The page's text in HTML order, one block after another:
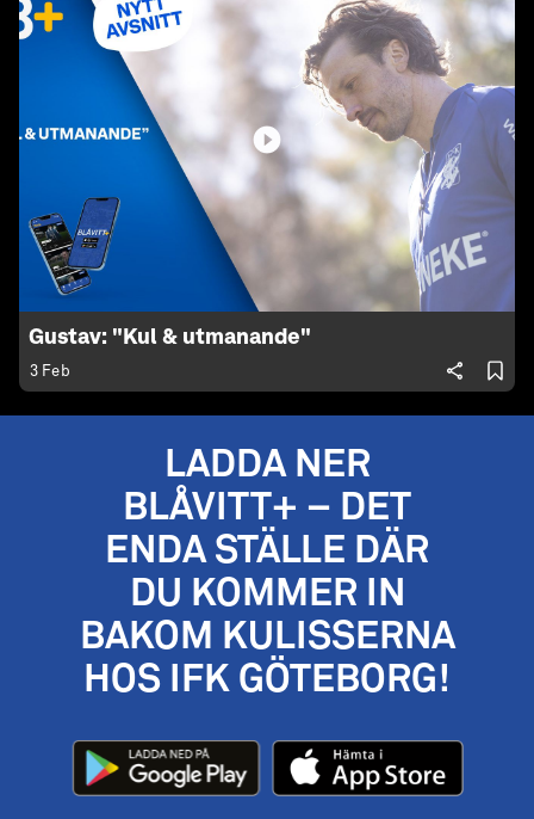
Gustav: "Kul & utmanande"
3 Feb
LADDA NER
BLÅVITT+ – DET
ENDA STÄLLE DÄR
DU KOMMER IN
BAKOM KULISSERNA
HOS IFK GÖTEBORG!